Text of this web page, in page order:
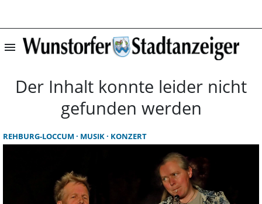
menu
Startseite |
Der Inhalt konnte leider nicht
gefunden werden
REHBURG-LOCCUM MUSIK KONZERT